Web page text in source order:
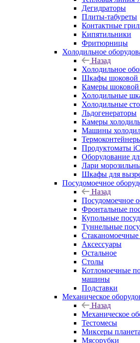
Дегидраторы
Плиты-табуреты
Контактные
Кипятильники
Фритюрницы
Холодильное
Назад
Холодильное
Шкафы шоковой
Камеры шоковой
Холодильные
Холодильные
Льдогенераторы
Камеры
Машины
Продуктоматы
Оборудование
Лари
Шкафы для
Посудомоечное
Назад
Посудомоечное
Фронтальные
Купольные
Туннельные
Аксессуары
Остальное
Столы
Котломоечные
машины
Подставки
Механическое
Назад
Механическое
Тестомесы
Миксеры
Мясорубки